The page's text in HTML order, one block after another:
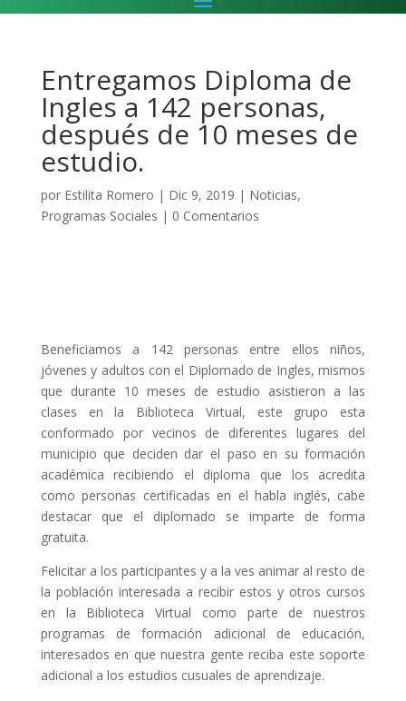
Entregamos Diploma de
Ingles a 142 personas,
después de 10 meses de
estudio.
por Estilita Romero | Dic 9, 2019 | Noticias,
Programas Sociales | 0 Comentarios
Beneficiamos a 142 personas entre ellos niños,
jóvenes y adultos con el Diplomado de Ingles, mismos
que durante 10 meses de estudio asistieron a las
clases en la Biblioteca Virtual, este grupo esta
conformado por vecinos de diferentes lugares del
municipio que deciden dar el paso en su formación
académica recibiendo el diploma que los acredita
como personas certificadas en el habla inglés, cabe
destacar que el diplomado se imparte de forma
gratuita.
Felicitar a los participantes y a la ves animar al resto de
la población interesada a recibir estos y otros cursos
en la Biblioteca Virtual como parte de nuestros
programas de formación adicional de educación,
interesados en que nuestra gente reciba este soporte
adicional a los estudios cusuales de aprendizaje.